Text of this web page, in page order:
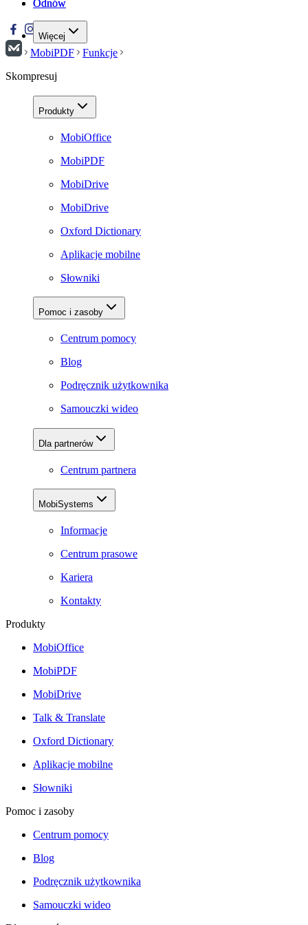
Odnów
Więcej
Odnów
MobiPDF
Funkcje
Skompresuj
Produkty
MobiOffice
MobiPDF
MobiDrive
MobiDrive
Oxford Dictionary
Aplikacje mobilne
Słowniki
Pomoc i zasoby
Centrum pomocy
Blog
Podręcznik użytkownika
Samouczki wideo
Dla partnerów
Centrum partnera
MobiSystems
Informacje
Centrum prasowe
Kariera
Kontakty
Produkty
MobiOffice
MobiPDF
MobiDrive
Talk & Translate
Oxford Dictionary
Aplikacje mobilne
Słowniki
Pomoc i zasoby
Centrum pomocy
Blog
Podręcznik użytkownika
Samouczki wideo